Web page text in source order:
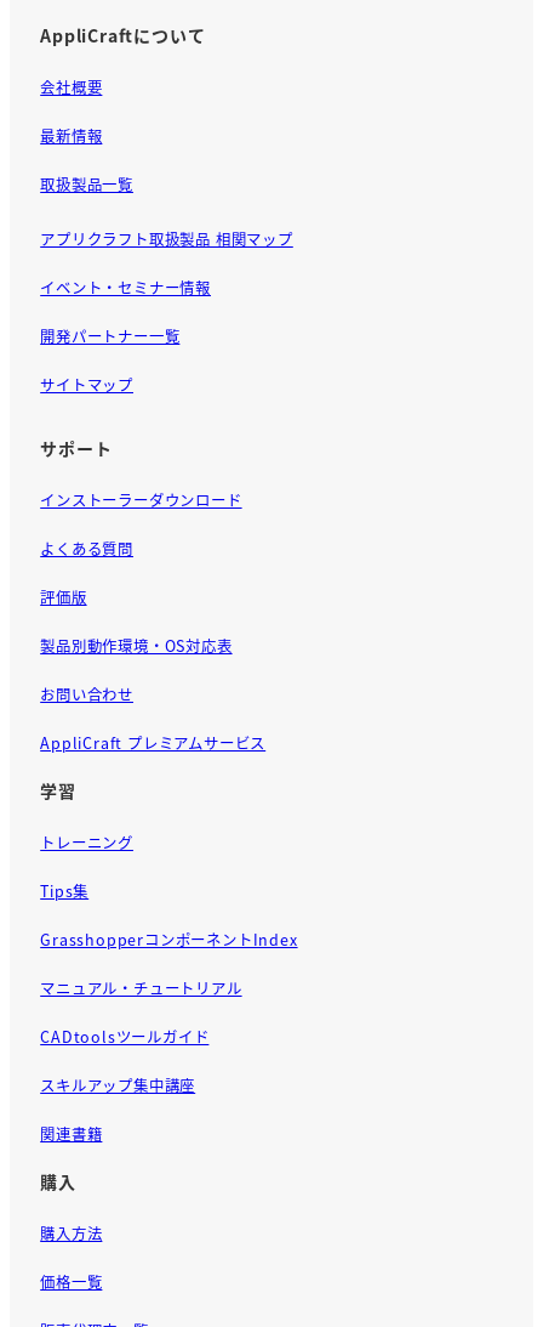
AppliCraftについて
会社概要
最新情報
取扱製品一覧
アプリクラフト取扱製品 相関マップ
イベント・セミナー情報
開発パートナー一覧
サイトマップ
サポート
インストーラーダウンロード
よくある質問
評価版
製品別動作環境・OS対応表
お問い合わせ
AppliCraft プレミアムサービス
学習
トレーニング
Tips集
GrasshopperコンポーネントIndex
マニュアル・チュートリアル
CADtoolsツールガイド
スキルアップ集中講座
関連書籍
購入
購入方法
価格一覧